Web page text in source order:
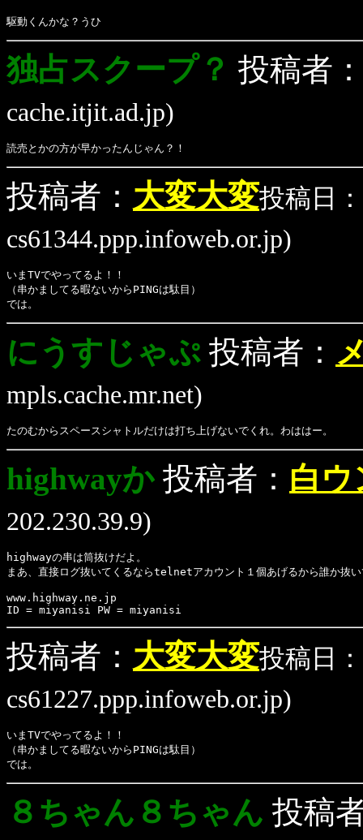
駆動くんかな？うひ
独占スクープ？ 投稿者
cache.itjit.ad.jp)
読売とかの方が早かったんじゃん？！
投稿者： 大変大変投稿日
cs61344.ppp.infoweb.or.jp)
いまTVでやってるよ！！
（串かましてる暇ないからPINGは駄目）
では。
にうすじゃぷ 投稿者：
mpls.cache.mr.net)
たのむからスペースシャトルだけは打ち上げないでくれ。わははー。
highwayか 投稿者： 白ウ
202.230.39.9)
highwayの串は筒抜けだよ。
まあ、直接ログ抜いてくるならtelnetアカウント１個あげるから誰か抜い
www.highway.ne.jp
ID = miyanisi PW = miyanisi
投稿者： 大変大変投稿日
cs61227.ppp.infoweb.or.jp)
いまTVでやってるよ！！
（串かましてる暇ないからPINGは駄目）
では。
８ちゃん８ちゃん 投稿